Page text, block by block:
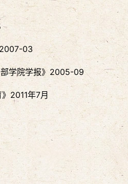
03
部学院学报》2005-09
2011年7月